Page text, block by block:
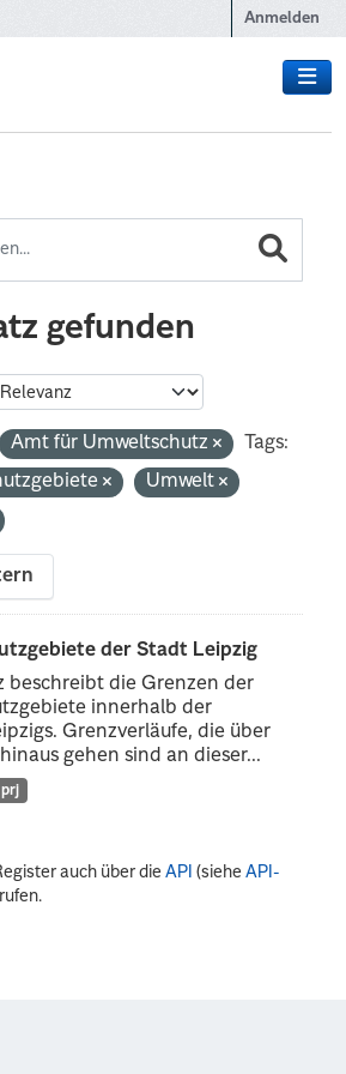
Anmelden
gefunden
Amt für Umweltschutz
Tags:
Umwelt
der Stadt Leipzig
beschreibt die Grenzen der
innerhalb der
Grenzverläufe, die über
gehen sind an dieser...
prj
auch über dieAPI (sieheAPI-